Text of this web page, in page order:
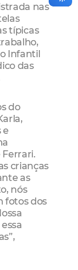
nas
típicas
Infantil
das
do
e
crianças
as
nós
fotos dos